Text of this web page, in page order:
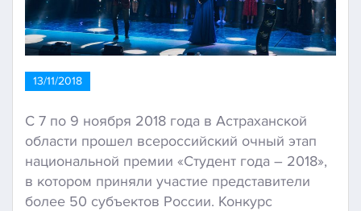
13/11/2018
С 7 по 9 ноября 2018 года в Астраханской
области прошел всероссийский очный этап
национальной премии «Студент года – 2018»,
в котором приняли участие представители
более 50 субъектов России. Конкурс